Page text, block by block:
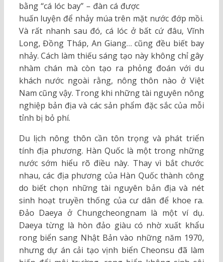
bằng “cá lóc bay” – đàn cá được
huấn luyện để nhảy múa trên mặt nước đớp mồi.
Và rất nhanh sau đó, cá lóc ở bất cứ đâu, Vĩnh
Long, Đồng Tháp, An Giang… cũng đều biết bay
nhảy. Cách làm thiếu sáng tạo này không chỉ gây
nhàm chán mà còn tạo ra phỏng đoán với du
khách nước ngoài rằng, nông thôn nào ở Việt
Nam cũng vậy. Trong khi những tài nguyên nông
nghiệp bản địa và các sản phẩm đặc sắc của mỗi
tỉnh bị bỏ phí.
Du lịch nông thôn cần tôn trọng và phát triển
tính địa phương. Hàn Quốc là một trong những
nước sớm hiểu rõ điều này. Thay vì bắt chước
nhau, các địa phương của Hàn Quốc thành công
do biết chọn những tài nguyên bản địa và nét
sinh hoạt truyền thống của cư dân để khoe ra.
Đảo Daeya ở Chungcheongnam là một ví dụ.
Daeya từng là hòn đảo giàu có nhờ xuất khẩu
rong biển sang Nhật Bản vào những năm 1970,
nhưng dự án cải tạo vịnh biển Cheonsu đã làm